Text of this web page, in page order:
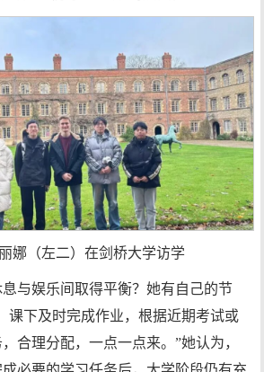
娜（左二）在剑桥大学访学
与娱乐间取得平衡？她有自己的节
课下及时完成作业，根据近期考试或
合理分配，一点一点来。”她认为，